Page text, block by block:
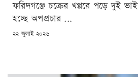
ফরিদগঞ্জে চক্রের খপ্পরে পড়ে দুই
হচ্ছে অপপ্রচার ...
POSTED
২২ জুলাই ২০২৬